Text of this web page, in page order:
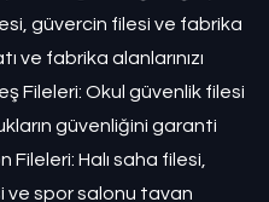
güvercin filesi ve fabrika
ve fabrika alanlarınızı
Fileleri: Okul güvenlik filesi
güvenliğini garanti
Fileleri: Halı saha filesi,
ve spor salonu tavan